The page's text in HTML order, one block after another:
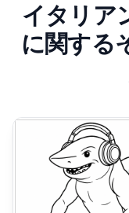
イタリア
に関する